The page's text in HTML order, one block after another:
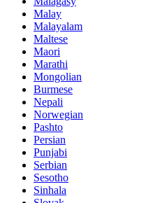
Malay
Malayalam
Maltese
Maori
Marathi
Mongolian
Burmese
Nepali
Norwegian
Pashto
Persian
Punjabi
Serbian
Sesotho
Sinhala